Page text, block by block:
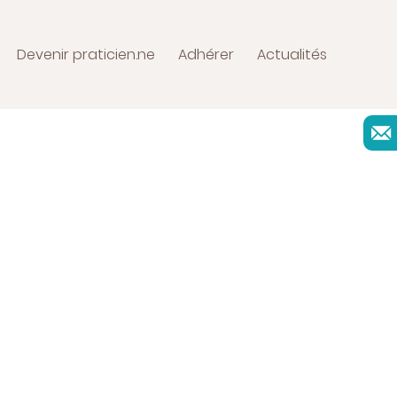
Devenir praticien.ne Adhérer Actualités